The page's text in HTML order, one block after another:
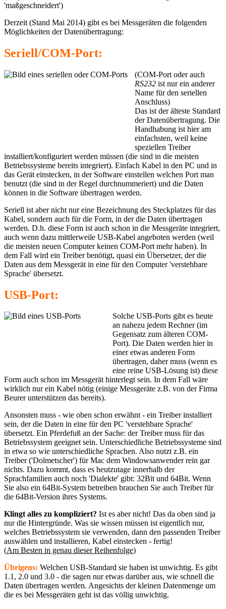
'maßgeschneidert')
Derzeit (Stand Mai 2014) gibt es bei Messgeräten die folgenden
Möglichkeiten der Datenübertragung:
Seriell/COM-Port:
(COM-Port oder auch
RS232 ist nur ein anderer
Name für den seriellen
Anschluss)
Das ist der älteste Standard
der Datenübertragung. Die
Handhabung ist hier am
einfachsten, weil keine
speziellen Treiber
installiert/konfiguriert werden müssen (die sind in die meisten
Betriebssysteme bereits integriert). Einfach Kabel in den PC und in
das Gerät einstecken, in der Software einstellen welchen Port man
benutzt (die sind in der Regel durchnummeriert) und die Daten
können in die Software übertragen werden.
Seriell ist aber nicht nur eine Bezeichnung des Steckplatzes für das
Kabel, sondern auch für die Form, in der die Daten übertragen
werden. D.h. diese Form ist auch schon in die Messgeräte integriert,
auch wenn dazu mittlerweile USB-Kabel angeboten werden (weil
die meisten neuen Computer keinen COM-Port mehr haben). In
dem Fall wird ein Treiber benötigt, quasi ein Übersetzer, der die
Daten aus dem Messgerät in eine für den Computer 'verstehbare
Sprache' übersetzt.
USB-Port:
Solche USB-Ports gibt es heute
an nahezu jedem Rechner (im
Gegensatz zum älteren COM-
Port). Die Daten werden hier in
einer etwas anderen Form
übertragen, daher muss (wenn es
eine reine USB-Lösung ist) diese
Form auch schon im Messgerät hinterlegt sein. In dem Fall wäre
wirklich nur ein Kabel nötig (einige Messgeräte z.B. von der Firma
Beurer unterstützen das bereits).
Ansonsten muss - wie oben schon erwähnt - ein Treiber installiert
sein, der die Daten in eine für den PC 'verstehbare Sprache'
übersetzt. Ein Pferdefuß an der Sache: der Treiber muss für das
Betriebssystem geeignet sein. Unterschiedliche Betriebssysteme sind
in etwa so wie unterschiedliche Sprachen. Also nutzt z.B. ein
Treiber ('Dolmetscher') für Mac dem Windowsanwender rein gar
nichts. Dazu kommt, dass es heutzutage innerhalb der
Sprachfamilien auch noch 'Dialekte' gibt: 32Bit und 64Bit. Wenn
Sie also ein 64Bit-System betreiben brauchen Sie auch Treiber für
die 64Bit-Version ihres Systems.
Klingt alles zu kompliziert? Ist es aber nicht! Das da oben sind ja
nur die Hintergründe. Was sie wissen müssen ist eigentlich nur,
welches Betriebssystem sie verwenden, dann den passenden Treiber
auswählen und installieren, Kabel einstecken - fertig!
(Am Besten in genau dieser Reihenfolge)
Übrigens: Welchen USB-Standard sie haben ist unwichtig. Es gibt
1.1, 2.0 und 3.0 - die sagen nur etwas darüber aus, wie schnell die
Daten übertragen werden. Angesichts der kleinen Datenmenge um
die es bei Messgeräten geht ist das völlig unwichtig.